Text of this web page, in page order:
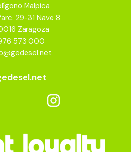
Malpica
29-31 Nave 8
Zaragoza
573 000